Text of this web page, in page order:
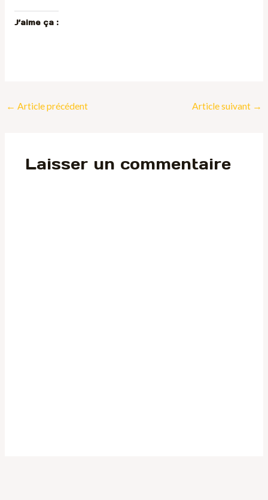
J’aime ça :
← Article précédent Article suivant →
Laisser un commentaire